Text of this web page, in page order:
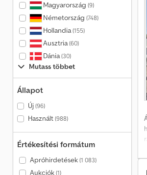
Magyarország (9)
Németország (748)
Hollandia(155)
Ausztria(60)
Dánia(30)
Mutass többet
Állapot
Új(96)
Használt(988)
Értékesítési formátum
Apróhirdetések(1 083)
Aukciók(1)